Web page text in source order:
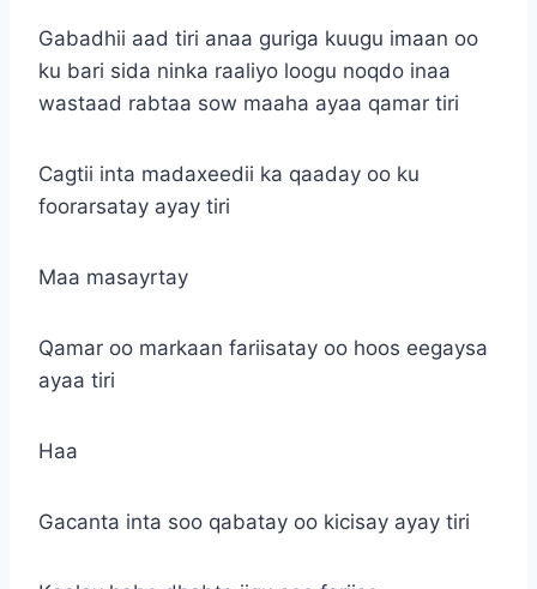
Gabadhii aad tiri anaa guriga kuugu imaan oo
ku bari sida ninka raaliyo loogu noqdo inaa
wastaad rabtaa sow maaha ayaa qamar tiri
Cagtii inta madaxeedii ka qaaday oo ku
foorarsatay ayay tiri
Maa masayrtay
Qamar oo markaan fariisatay oo hoos eegaysa
ayaa tiri
Haa
Gacanta inta soo qabatay oo kicisay ayay tiri